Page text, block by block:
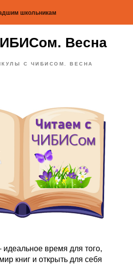
школьникам
Весна
С ЧИБИСОМ. ВЕСНА
время для того,
книг и открыть для себя